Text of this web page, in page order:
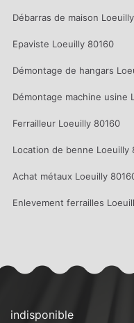
Débarras de maison
Epaviste Loeuilly 80160
Démontage de hangars
Démontage machine usine
Ferrailleur Loeuilly 80160
Location de benne Loeuilly
Achat métaux Loeuilly
Enlevement ferrailles
indisponible